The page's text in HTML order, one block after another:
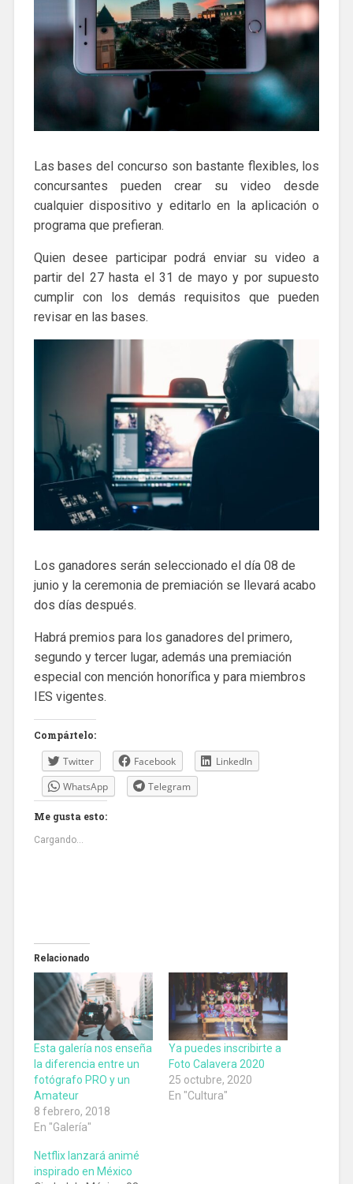
Las bases del concurso son bastante flexibles, los
concursantes pueden crear su video desde
cualquier dispositivo y editarlo en la aplicación o
programa que prefieran.
Quien desee participar podrá enviar su video a
partir del 27 hasta el 31 de mayo y por supuesto
cumplir con los demás requisitos que pueden
revisar en las bases.
Los ganadores serán seleccionado el día 08 de
junio y la ceremonia de premiación se llevará acabo
dos días después.
Habrá premios para los ganadores del primero,
segundo y tercer lugar, además una premiación
especial con mención honorífica y para miembros
IES vigentes.
Compártelo:
Twitter Facebook
LinkedIn
WhatsApp
Telegram
Me gusta esto:
Cargando...
Relacionado
Esta galería nos enseña
la diferencia entre un
fotógrafo PRO y un
Amateur
8 febrero, 2018
En "Galería"
Ya puedes inscribirte a
Foto Calavera 2020
25 octubre, 2020
En "Cultura"
Netflix lanzará animé
inspirado en México